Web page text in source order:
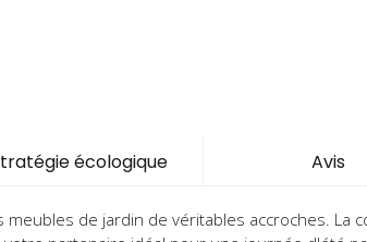
de jardin de véritables accroches. La
écologique Avis